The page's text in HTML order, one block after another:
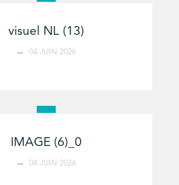
visuel NL (13)
04 JUIN 2026
IMAGE (6)_0
04 JUIN 2026